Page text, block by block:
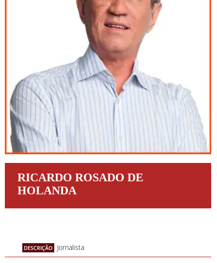
RICARDO ROSADO DE
HOLANDA
DESCRIÇÃO Jornalista